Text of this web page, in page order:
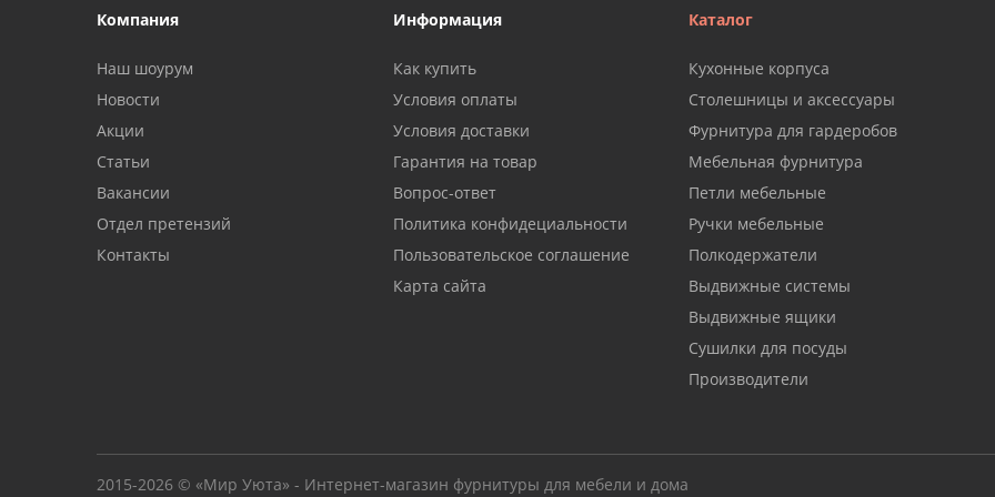
Компания
Наш шоурум
Новости
Акции
Статьи
Вакансии
Отдел претензий
Контакты
Информация
Как купить
Условия оплаты
Условия доставки
Гарантия на товар
Вопрос-ответ
Политика конфидециальности
Пользовательское соглашение
Карта сайта
Каталог
Кухонные корпуса
Столешницы и аксессуары
Фурнитура для гардеробов
Мебельная фурнитура
Петли мебельные
Ручки мебельные
Полкодержатели
Выдвижные системы
Выдвижные ящики
Сушилки для посуды
Производители
2015-2026 © «Мир Уюта» - Интернет-магазин фурнитуры для мебели и дома